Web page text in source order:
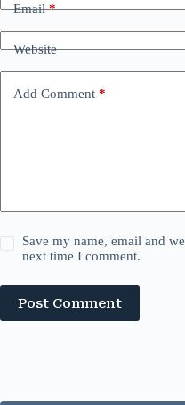
Email*
Website
Add Comment *
Save my name, email and
next time I comment.
Post Comment